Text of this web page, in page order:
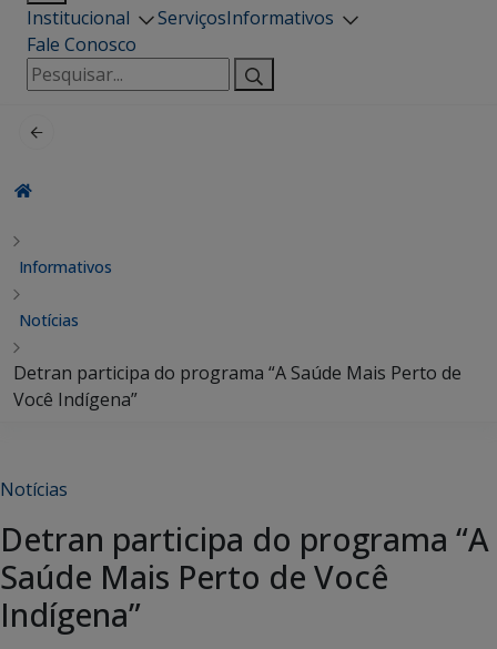
Institucional ServiçosInformativos
Fale Conosco
Pesquisar
por:
Informativos
Notícias
Detran participa do programa “A Saúde Mais Perto de
Você Indígena”
Notícias
Detran participa do programa “A
Saúde Mais Perto de Você
Indígena”